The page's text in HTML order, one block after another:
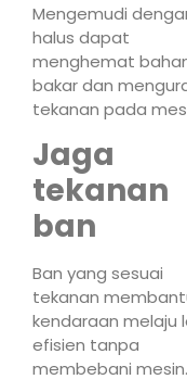
Mengemudi
halus dapat
menghemat
bakar dan
tekanan pada
Jaga
tekanan
ban
Ban yang sesuai
tekanan
kendaraan melaju
efisien tanpa
membebani mesin.